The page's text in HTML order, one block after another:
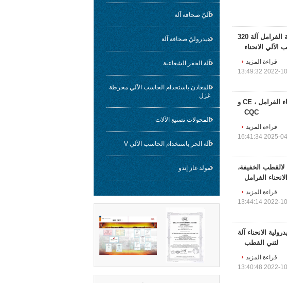
آليّ صحافة آلة
هيدروليّ صحافة آلة
آلة الحفر الشعاعية
المعادن باستخدام الحاسب الآلي مخرطة
غزل
المحولات تصنيع الآلات
آلة الحز باستخدام الحاسب الآلي V
مولد غاز إندو
آلة التصنيع باستخدام الحاسب الآلي جنبا إلى جنب الصحافة الفرامل آلة 320
قراءة المزيد
2022-10-24
الانحناء أداة / يموت / لكمة الصحافة الهيدروليكية آلة الانحناء الفرامل ، CE و
CQC
قراءة المزيد
2025-04-02
لالقطب الخفيفة،
الفرامل
قراءة المزيد
2022-10-24
الانحناء آلة
لثني القطب
قراءة المزيد
2022-10-24